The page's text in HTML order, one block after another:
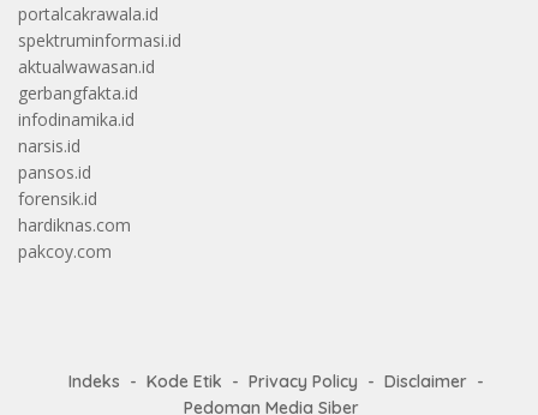
portalcakrawala.id
spektruminformasi.id
aktualwawasan.id
gerbangfakta.id
infodinamika.id
narsis.id
pansos.id
forensik.id
hardiknas.com
pakcoy.com
Indeks Kode Etik Privacy Policy
Disclaimer
Pedoman Media Siber